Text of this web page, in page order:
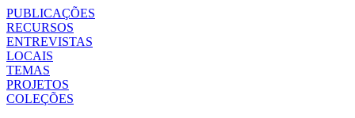
PUBLICAÇÕES
RECURSOS
ENTREVISTAS
LOCAIS
TEMAS
PROJETOS
COLEÇÕES